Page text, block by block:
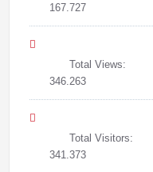
167.727
Total Views:
346.263
Total Visitors:
341.373